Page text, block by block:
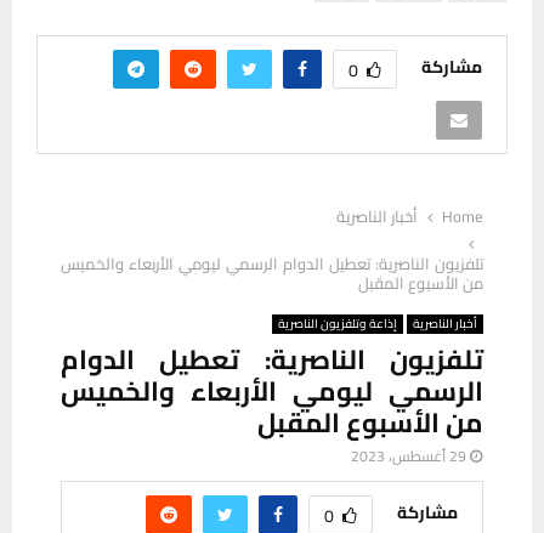
مشاركة 0
Home
أخبار الناصرية
تلفزيون الناصرية: تعطيل الدوام الرسمي ليومي الأربعاء والخميس
من الأسبوع المقبل
أخبار الناصرية إذاعة وتلفزيون الناصرية
تلفزيون الناصرية: تعطيل الدوام
الرسمي ليومي الأربعاء والخميس
من الأسبوع المقبل
29 أغسطس، 2023
مشاركة 0